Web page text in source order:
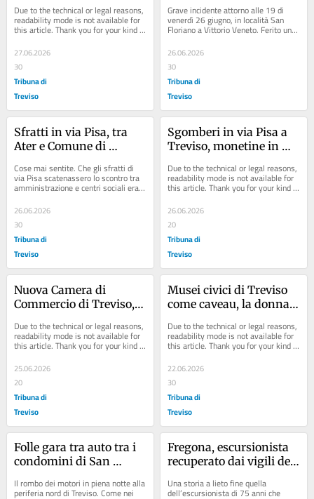
ecco come cambia la
viabilità
Due to the technical or legal reasons,
readability mode is not available for
this article. Thank you for your kind
27.06.2026
30
Tribuna di
Treviso
elitrasportato in
condizioni critiche
Grave incidente attorno alle 19 di
venerdì 26 giugno, in località San
Floriano a Vittorio Veneto. Ferito un
26.06.2026
30
Tribuna di
Treviso
Sfratti in via Pisa, tra
Ater e Comune di
visto
Cose mai sentite. Che gli sfratti di
via Pisa scatenassero lo scontro tra
amministrazione e centri sociali era
26.06.2026
30
Tribuna di
Treviso
Sgomberi in via Pisa a
Treviso, monetine in
Ca’ Sugana: sfratti finiti
Due to the technical or legal reasons,
readability mode is not available for
this article. Thank you for your kind
26.06.2026
20
Tribuna di
Treviso
Nuova Camera di
Commercio di Treviso, è
cinque anni di lavori
Due to the technical or legal reasons,
readability mode is not available for
this article. Thank you for your kind
25.06.2026
20
Tribuna di
Treviso
Musei civici di Treviso
come caveau, la donna
pagare il Comune
Due to the technical or legal reasons,
readability mode is not available for
this article. Thank you for your kind
22.06.2026
30
Tribuna di
Treviso
Folle gara tra auto tra i
condomini di San
della partenza
Il rombo dei motori in piena notte alla
periferia nord di Treviso. Come nei
Fregona, escursionista
recuperato dai vigili del
Una storia a lieto fine quella
dell’escursionista di 75 anni che